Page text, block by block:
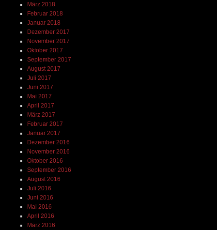
März 2018
Februar 2018
Januar 2018
Dezember 2017
November 2017
Oktober 2017
September 2017
August 2017
Juli 2017
Juni 2017
Mai 2017
April 2017
März 2017
Februar 2017
Januar 2017
Dezember 2016
November 2016
Oktober 2016
September 2016
August 2016
Juli 2016
Juni 2016
Mai 2016
April 2016
März 2016